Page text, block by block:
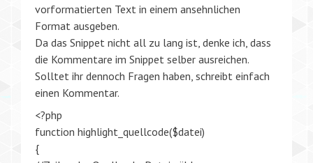
vorformatierten Text in einem ansehnlichen
Format ausgeben.
Da das Snippet nicht all zu lang ist, denke ich, dass
die Kommentare im Snippet selber ausreichen.
Solltet ihr dennoch Fragen haben, schreibt einfach
einen Kommentar.
<?php
function highlight_quellcode($datei)
{